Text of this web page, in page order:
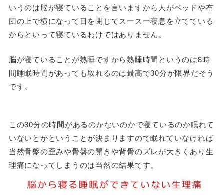
いうのは脳が寝ていることを言いますから人がベッドや布
団の上で横になって目を閉じてスースー寝息を立てている
からといって寝ているわけではありません。
脳が寝ていることが熟睡ですから熟睡時間というのは8時
間睡眠時間があっても取れるのは最高で30分が限界だそう
です。
この30分の時間があるのかないのかで寝ているのか眠れて
いないとかということが決まりますので眠れていなければ
当然骨盤の歪みや骨盤の開きや背骨のズレが大きくあり生
理痛になってしまうのは当然の結果です。